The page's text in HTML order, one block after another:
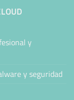
y
y seguridad